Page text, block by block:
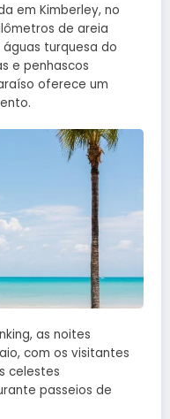
em Kimberley, no
de areia
turquesa do
e penhascos
oferece um
as noites
com os visitantes
celestes
passeios de